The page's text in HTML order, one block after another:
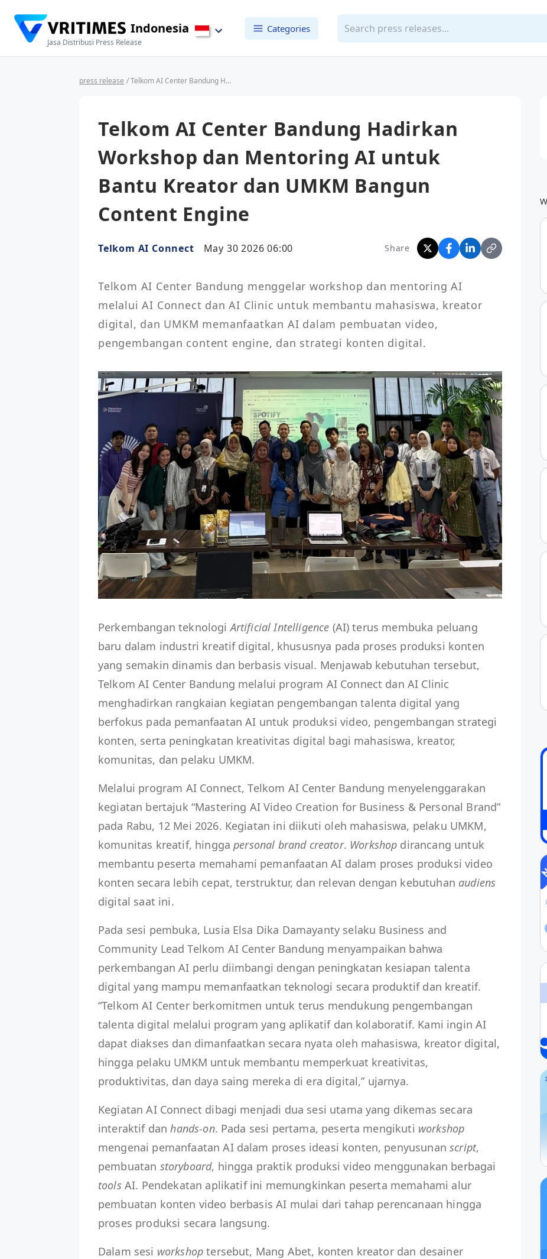
Indonesia
Jasa Distribusi Press Release
Categories
press release / Telkom AI Center Bandung Hadirkan Workshop dan Mentoring AI untuk Bantu Kreator dan UMKM Bangun Content Engine
Telkom AI Center Bandung Hadirkan
Workshop dan Mentoring AI untuk
Bantu Kreator dan UMKM Bangun
Content Engine
Telkom AI Connect May 30 2026 06:00 Share
Telkom AI Center Bandung menggelar workshop dan mentoring AI
melalui AI Connect dan AI Clinic untuk membantu mahasiswa, kreator
digital, dan UMKM memanfaatkan AI dalam pembuatan video,
pengembangan content engine, dan strategi konten digital.
Perkembangan teknologiArtificial Intelligence (AI) terus membuka peluang
baru dalam industri kreatif digital, khususnya pada proses produksi konten
yang semakin dinamis dan berbasis visual. Menjawab kebutuhan tersebut,
Telkom AI Center Bandung melalui program AI Connect dan AI Clinic
menghadirkan rangkaian kegiatan pengembangan talenta digital yang
berfokus pada pemanfaatan AI untuk produksi video, pengembangan strategi
konten, serta peningkatan kreativitas digital bagi mahasiswa, kreator,
komunitas, dan pelaku UMKM.
Melalui program AI Connect, Telkom AI Center Bandung menyelenggarakan
kegiatan bertajuk “Mastering AI Video Creation for Business & Personal Brand”
pada Rabu, 12 Mei 2026. Kegiatan ini diikuti oleh mahasiswa, pelaku UMKM,
komunitas kreatif, hinggapersonal brand creator. Workshop dirancang untuk
membantu peserta memahami pemanfaatan AI dalam proses produksi video
konten secara lebih cepat, terstruktur, dan relevan dengan kebutuhan audiens
digital saat ini.
Pada sesi pembuka, Lusia Elsa Dika Damayanty selaku Business and
Community Lead Telkom AI Center Bandung menyampaikan bahwa
perkembangan AI perlu diimbangi dengan peningkatan kesiapan talenta
digital yang mampu memanfaatkan teknologi secara produktif dan kreatif.
“Telkom AI Center berkomitmen untuk terus mendukung pengembangan
talenta digital melalui program yang aplikatif dan kolaboratif. Kami ingin AI
dapat diakses dan dimanfaatkan secara nyata oleh mahasiswa, kreator digital,
hingga pelaku UMKM untuk membantu memperkuat kreativitas,
produktivitas, dan daya saing mereka di era digital,” ujarnya.
Kegiatan AI Connect dibagi menjadi dua sesi utama yang dikemas secara
interaktif danhands-on. Pada sesi pertama, peserta mengikuti workshop
mengenai pemanfaatan AI dalam proses ideasi konten, penyusunan script,
pembuatan storyboard, hingga praktik produksi video menggunakan berbagai
tools AI. Pendekatan aplikatif ini memungkinkan peserta memahami alur
pembuatan konten video berbasis AI mulai dari tahap perencanaan hingga
proses produksi secara langsung.
Dalam sesi workshop tersebut, Mang Abet, konten kreator dan desainer